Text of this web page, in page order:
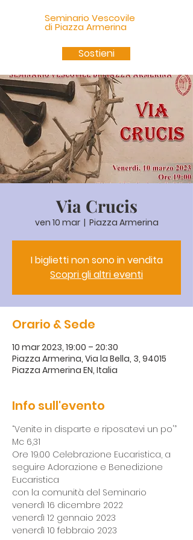
Seminario Vescovile
di Piazza Armerina
Sostieni
Via Crucis
ven 10 mar
  |
Piazza Armerina
I biglietti non sono in vendita
Scopri gli altri eventi
Orario & Sede
10 mar 2023, 19:00 – 20:30
Piazza Armerina, Via la Bella, 3, 94015
Piazza Armerina EN, Italia
Info sull'evento
“Venite in disparte e riposatevi un po'”
Mc 6,31
Ore 19.00 Celebrazione Eucaristica, a
seguire Adorazione e Benedizione
Eucaristica
con la comunità del Seminario
venerdì 16 dicembre 2022
venerdì 12 gennaio 2023
venerdì 10 febbraio 2023